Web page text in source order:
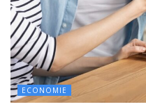
ECONOMIE